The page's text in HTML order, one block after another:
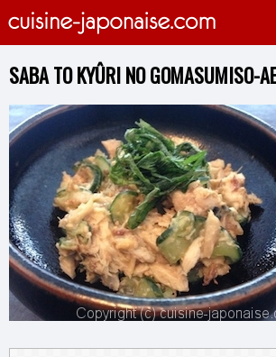
SABA TO KYÛRI NO GOMASUMISO-